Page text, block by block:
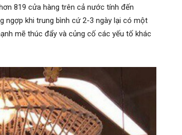
819 cửa hàng trên cả nước tính đến
ngợp khi trung bình cứ 2-3 ngày lại có một
mẽ thúc đẩy và củng cố các yếu tố khác